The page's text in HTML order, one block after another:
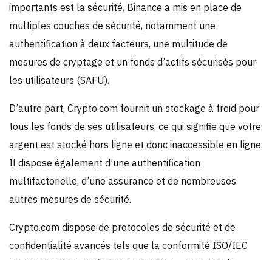
importants est la sécurité. Binance a mis en place de
multiples couches de sécurité, notamment une
authentification à deux facteurs, une multitude de
mesures de cryptage et un fonds d’actifs sécurisés pour
les utilisateurs (SAFU).
D’autre part, Crypto.com fournit un stockage à froid pour
tous les fonds de ses utilisateurs, ce qui signifie que votre
argent est stocké hors ligne et donc inaccessible en ligne.
Il dispose également d’une authentification
multifactorielle, d’une assurance et de nombreuses
autres mesures de sécurité.
Crypto.com dispose de protocoles de sécurité et de
confidentialité avancés tels que la conformité ISO/IEC